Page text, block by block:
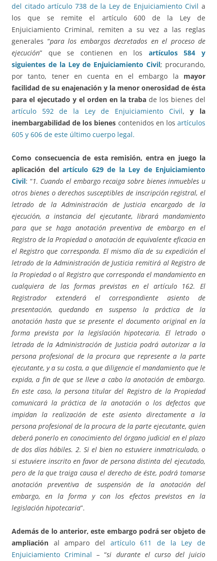
del citado artículo 738 de la Ley de Enjuiciamiento Civil a
los que se remite el artículo 600 de la Ley de
Enjuiciamiento Criminal, remiten a su vez a las reglas
generales “para los embargos decretados en el proceso de
ejecución” que se contienen en los artículos 584 y
siguientes de la Ley de Enjuiciamiento Civil; procurando,
por tanto, tener en cuenta en el embargo la mayor
facilidad de su enajenación y la menor onerosidad de ésta
para el ejecutado y el orden en la traba de los bienes del
artículo 592 de la Ley de Enjuiciamiento Civil,y la
inembargabilidad de los bienes contenidos en losartículos
605 y 606 de este último cuerpo legal.
Como consecuencia de esta remisión, entra en juego la
aplicación del artículo 629 de la Ley de Enjuiciamiento
Civil: “1. Cuando el embargo recaiga sobre bienes inmuebles u
otros bienes o derechos susceptibles de inscripción registral, el
letrado de la Administración de Justicia encargado de la
ejecución, a instancia del ejecutante, librará mandamiento
para que se haga anotación preventiva de embargo en el
Registro de la Propiedad o anotación de equivalente eficacia en
el Registro que corresponda. El mismo día de su expedición el
letrado de la Administración de Justicia remitirá al Registro de
la Propiedad o al Registro que corresponda el mandamiento en
cualquiera de las formas previstas en el artículo 162. El
Registrador extenderá el correspondiente asiento de
presentación, quedando en suspenso la práctica de la
anotación hasta que se presente el documento original en la
forma prevista por la legislación hipotecaria. El letrado o
letrada de la Administración de Justicia podrá autorizar a la
persona profesional de la procura que represente a la parte
ejecutante, y a su costa, a que diligencie el mandamiento que le
expida, a fin de que se lleve a cabo la anotación de embargo.
En este caso, la persona titular del Registro de la Propiedad
comunicará la práctica de la anotación o los defectos que
impidan la realización de este asiento directamente a la
persona profesional de la procura de la parte ejecutante, quien
deberá ponerlo en conocimiento del órgano judicial en el plazo
de dos días hábiles. 2. Si el bien no estuviere inmatriculado, o
si estuviere inscrito en favor de persona distinta del ejecutado,
pero de la que traiga causa el derecho de éste, podrá tomarse
anotación preventiva de suspensión de la anotación del
embargo, en la forma y con los efectos previstos en la
legislación hipotecaria”.
Además de lo anterior, este embargo podrá ser objeto de
ampliación al amparo del artículo 611 de la Ley de
Enjuiciamiento Criminal – “si durante el curso del juicio